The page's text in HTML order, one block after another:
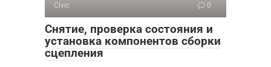
Civic 0
Снятие, проверка состояния и
установка компонентов сборки
сцепления